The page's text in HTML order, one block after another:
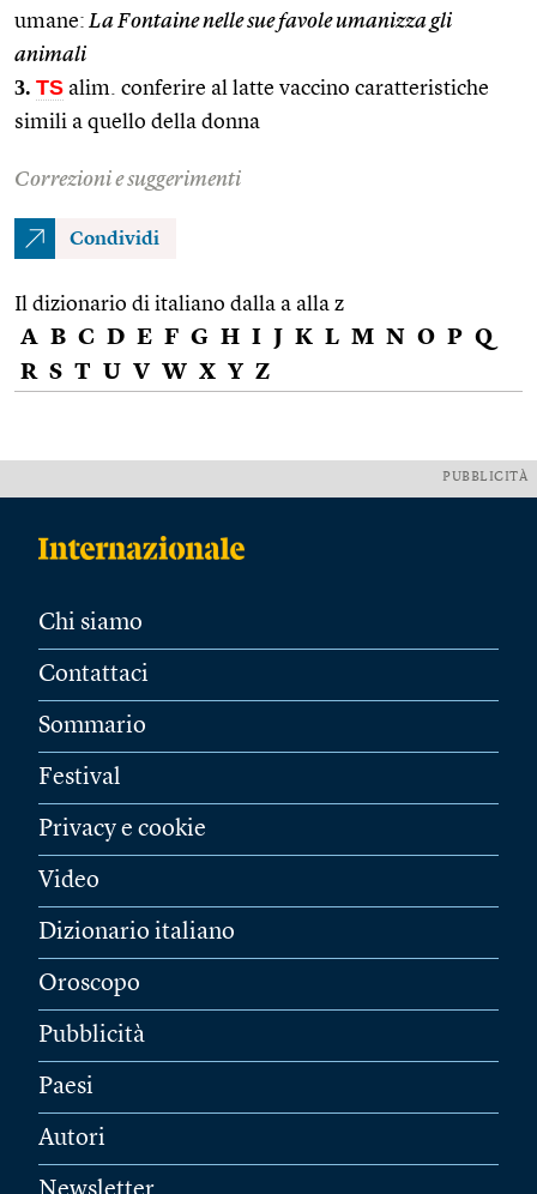
umane: La Fontaine nelle sue favole umanizza gli
animali
3. TS alim. conferire al latte vaccino caratteristiche
simili a quello della donna
Correzioni e suggerimenti
Condividi
Il dizionario di italiano dalla a alla z
A B C D E F G H I J K L M N O P Q
R S T U V W X Y Z
PUBBLICITÀ
Chi siamo
Contattaci
Sommario
Festival
Privacy e cookie
Video
Dizionario italiano
Oroscopo
Pubblicità
Paesi
Autori